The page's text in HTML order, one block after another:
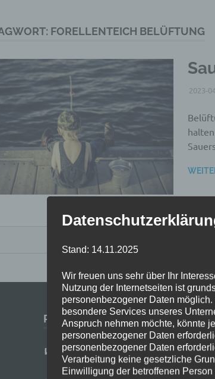
FORELLENTEICH BELÜFTUNG
2023-
PROJEKTE
Wasserbelüfter.de
Stand: 14.11.2025
Wir freuen uns sehr über Ihr
Nutzung der Internetseiten ist
personenbezogener Daten
besondere Services unseres
Anspruch nehmen möchte, könnte
personenbezogener Daten
personenbezogener Daten
Verarbeitung keine gesetzliche
Einwilligung der betroffenen Person